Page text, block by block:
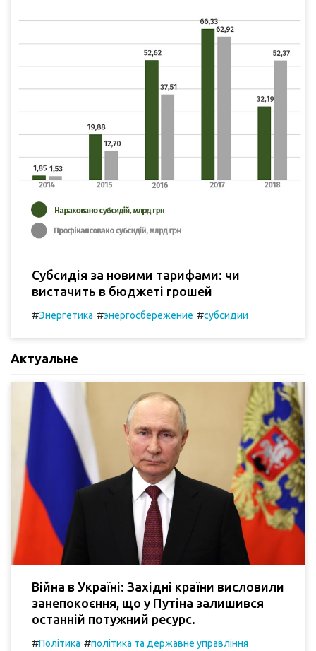
Субсидія за новими тарифами: чи
вистачить в бюджеті грошей
#Энергетика #энергосбережение #субсидии
Актуальне
Війна в Україні: Західні країни висловили
занепокоєння, що у Путіна залишився
останній потужний ресурс.
#Політика #політика та державне управління